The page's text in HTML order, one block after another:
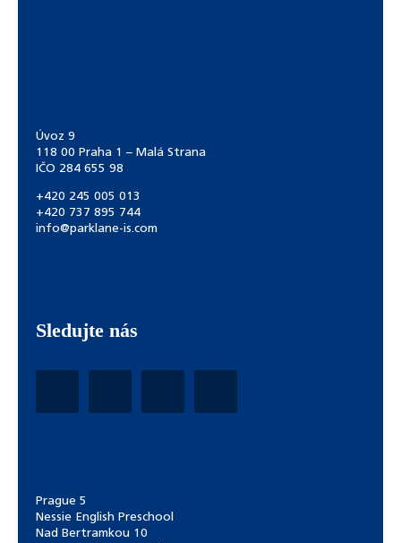
Úvoz 9
118 00 Praha 1 – Malá Strana
IČO 284 655 98
+420 245 005 013
+420 737 895 744
info@parklane-is.com
Sledujte nás
Prague 5
Nessie English Preschool
Nad Bertramkou 10